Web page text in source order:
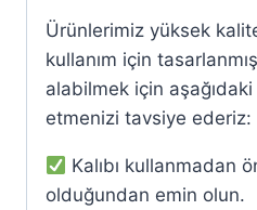
Ürünlerimiz yüksek
kullanım için
alabilmek için
etmenizi tavsiye ederiz:
Kalıbı kullanmadan
olduğundan emin olun.